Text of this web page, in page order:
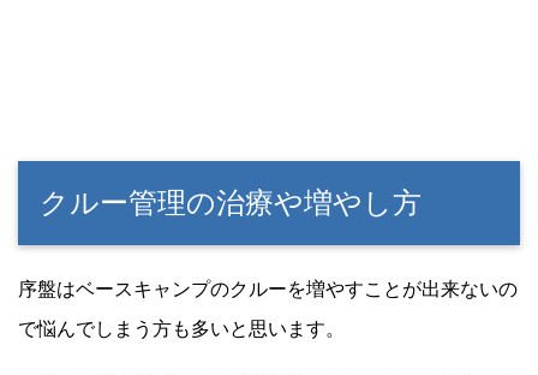
クルー管理の治療や増やし方
序盤はベースキャンプのクルーを増やすことが出来ないの
で悩んでしまう方も多いと思います。